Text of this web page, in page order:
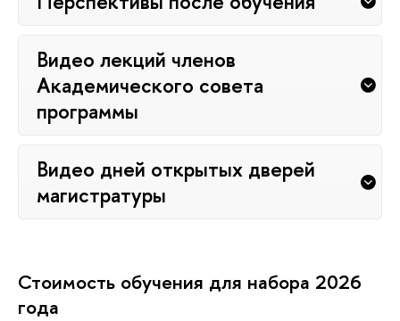
Видео лекций членов
Академического совета
программы
Видео дней открытых дверей
магистратуры
Стоимость обучения для набора 2026
года